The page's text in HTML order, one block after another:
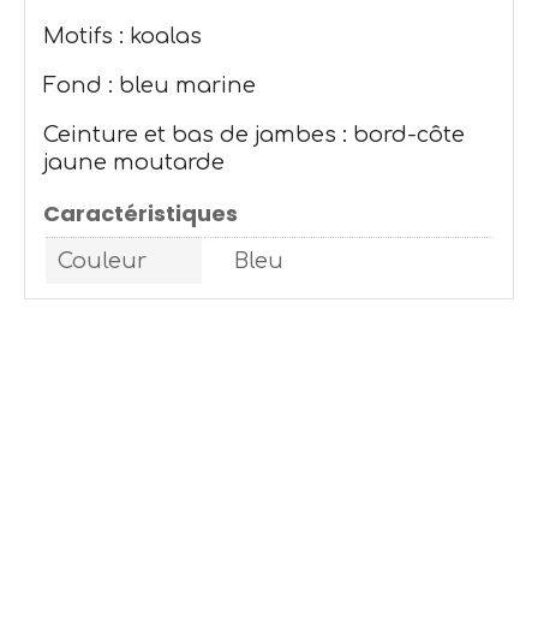
Motifs : koalas
Fond : bleu marine
Ceinture et bas de jambes : bord-côte
jaune moutarde
Caractéristiques
Couleur Bleu